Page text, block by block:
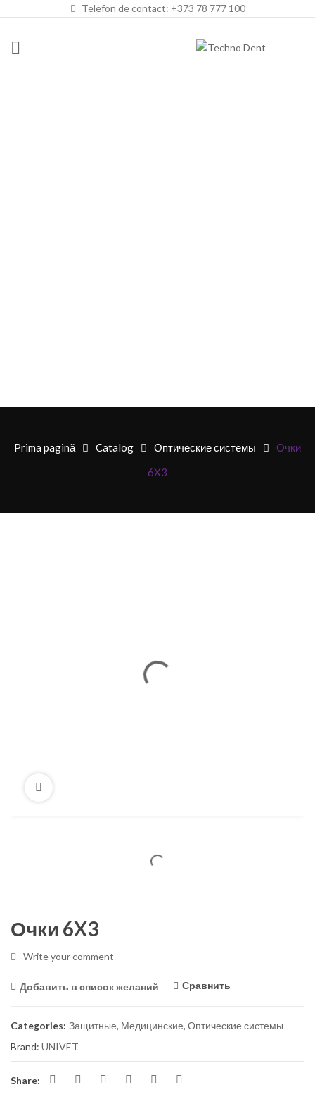
Telefon de contact: +373 78 777 100
Prima pagină Catalog Оптические системы
Очки
6X3
Очки 6X3
Write your comment
Добавить в список желаний Сравнить
Categories: Защитные, Медицинские, Оптические системы
Brand: UNIVET
Share: